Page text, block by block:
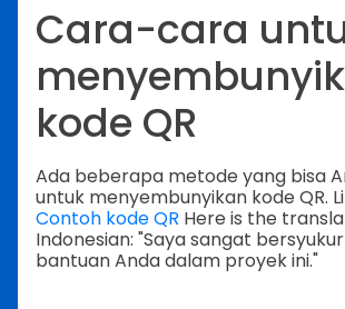
Cara-cara
kode QR
Ada beberapa metode yang bisa
untuk menyembunyikan kode QR.
Contoh kode QR Here is the
Indonesian: "Saya sangat
bantuan Anda dalam proyek ini."